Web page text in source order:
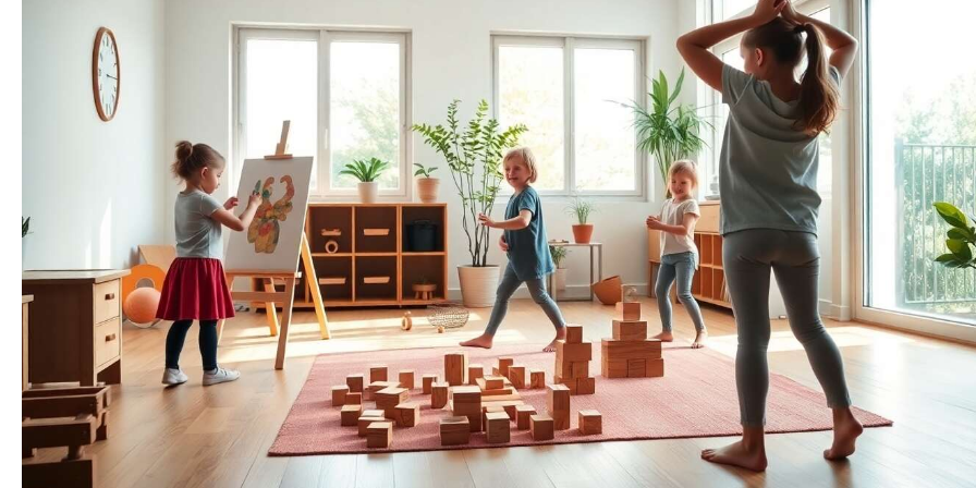
enfants à profiter
d'heures de
nécessite 2 piles AAA
(les piles ne sont pas
incluses dans le jeu de
jouets). 【Jouets
Sensoriels de Haute
Qualité】 Notre planche
à jouets pour tout-petits
est fabriquée en bois
écologique. Bords lisses
du produit et tous les
boutons, interrupteurs
et manettes de vitesse
sont solidement
installés. La planche
occupée est de haute
qualité et très robuste.
Vous n'avez pas à
craindre que votre bébé
ne le casse et il est très
sûr pour les enfants. La
en relief, papier crissant
et bruits d’élastique.
sensoriel et moteur dès
6 mois. Améliore la
coordination œil-main,
la préhension,
l’alignement, le tirage et
l’empilement –
développe concentration
et logique
Apprentissage précoce
complet: Des motifs
d’animaux, lettres
anglaises, chiffres en
relief aux formes
géométriques et corps
célestes
(étoile/lune/soleil) – ce
jouet bebe 6-9-12 mois
intègre couleurs, formes,
chiffres, lettres et
animaux. Les parents
SENSORIEL
MONTESSORI - Les
couches centrales du
Montessori busy board
peuvent être retirées de
la mallette grâce à sa
fermeture éclair. Cela
leur permet de jouer
avec chacune
séparément. Avec ces
valise apprentissage
Montessori, ils
trouveront huit tâches
différentes: vêtements
et accessoires, couleurs,
chiffres, alphabet,
formes géométriques,
conte animalier, heures
et dates, et fermetures.
Jeu Montessori 1 2 3 4 5
6 7 JOUET EDUCATIF EN
ANGLAIS - Sur ce
planche activité
Montessori, toutes les